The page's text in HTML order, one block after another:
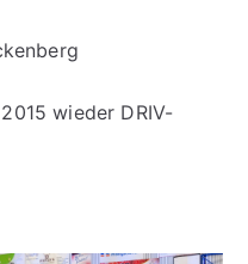
wieder DRIV-